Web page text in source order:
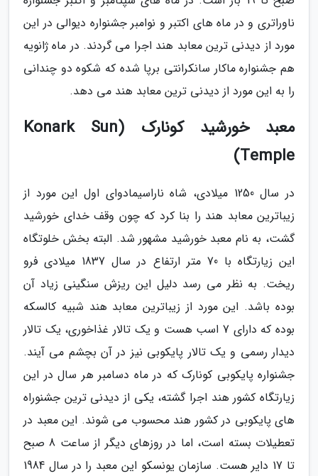
ناوراتری و در ماه های اکتبر و نوامبر جشنواره دیوالی در این
مورد از دیدنی ترین معابد هند اجرا می گردند. در ماه ژانویه
هم جشنواره ماکار سانکرانتی برپا شده که شکوه دو چندانی
را به این مورد از دیدنی ترین معابد هند می دهد.
معبد خورشید کونارک (Konark Sun
Temple)
در سال 1250 میلادی، شاه ناراسیمادوای اول این مورد از
زیباترین معابد هند را بنا کرد که چون وقف خدای خورشید
گشت، به نام معبد خورشید مشهور شد. البته بخش خلوتگاه
این زیارتگاه با 70 متر ارتفاع در سال 1837 میلادی فرو
ریخت. به نظر می رسد دلیل این ریزش سنگینی زیاد آن
بوده باشد. این مورد از زیباترین معابد هند شبیه کالسکه
بوده که دارای 7 اسب هست و یک تالار غذاخوری، یک تالار
دیدار رسمی و یک تالار پایکوبی نیز در آن بچشم می آیند.
جشنواره پایکوبی کونارک که در ماه دسامبر هر سال در این
زیارتگاه کشور هند اجرا گشته، یکی از دیدنی ترین جشنوراه
های پایکوبی در کشور هند محسوب می شوند. این معبد در
تعطیلات بسته است، اما در روزهای دیگر از ساعت 8 صبح
تا 17 دایر هست. سازمان یونسکو این معبد را در سال 1984